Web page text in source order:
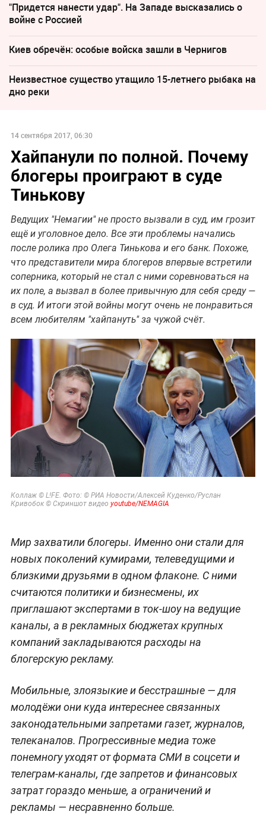
"Придется нанести удар". На Западе высказались о
войне с Россией
Киев обречён: особые войска зашли в Чернигов
Неизвестное существо утащило 15-летнего рыбака на
дно реки
14 сентября 2017, 06:30
Хайпанули по полной. Почему
блогеры проиграют в суде
Тинькову
Ведущих "Немагии" не просто вызвали в суд, им грозит
ещё и уголовное дело. Все эти проблемы начались
после ролика про Олега Тинькова и его банк. Похоже,
что представители мира блогеров впервые встретили
соперника, который не стал с ними соревноваться на
их поле, а вызвал в более привычную для себя среду —
в суд. И итоги этой войны могут очень не понравиться
всем любителям "хайпануть" за чужой счёт.
Коллаж © L!FE. Фото: © РИА Новости/Алексей Куденко/Руслан
Кривобок © Скриншот видео youtube/NEMAGIA
Мир захватили блогеры. Именно они стали для
новых поколений кумирами, телеведущими и
близкими друзьями в одном флаконе. С ними
считаются политики и бизнесмены, их
приглашают экспертами в ток-шоу на ведущие
каналы, а в рекламных бюджетах крупных
компаний закладываются расходы на
блогерскую рекламу.
Мобильные, злоязыкие и бесстрашные — для
молодёжи они куда интереснее связанных
законодательными запретами газет, журналов,
телеканалов. Прогрессивные медиа тоже
понемногу уходят от формата СМИ в соцсети и
телеграм-каналы, где запретов и финансовых
затрат гораздо меньше, а ограничений и
рекламы — несравненно больше.